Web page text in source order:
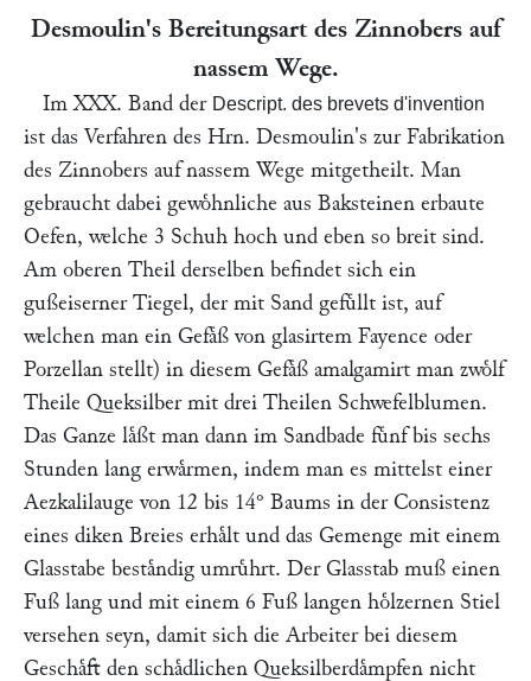
Desmoulin's Bereitungsart des Zinnobers auf
nassem Wege.
Im XXX. Band der Descript. des brevets d'invention
ist das Verfahren des Hrn. Desmoulin's zur Fabrikation
des Zinnobers auf nassem Wege mitgetheilt. Man
gebraucht dabei gewoͤhnliche aus Baksteinen erbaute
Oefen, welche 3 Schuh hoch und eben so breit sind.
Am oberen Theil derselben befindet sich ein
gußeiserner Tiegel, der mit Sand gefuͤllt ist, auf
welchen man ein Gefaͤß von glasirtem Fayence oder
Porzellan stellt) in diesem Gefaͤß amalgamirt man zwoͤlf
Theile Queksilber mit drei Theilen Schwefelblumen.
Das Ganze laͤßt man dann im Sandbade fuͤnf bis sechs
Stunden lang erwaͤrmen, indem man es mittelst einer
Aezkalilauge von 12 bis 14° Baums in der Consistenz
eines diken Breies erhaͤlt und das Gemenge mit einem
Glasstabe bestaͤndig umruͤhrt. Der Glasstab muß einen
Fuß lang und mit einem 6 Fuß langen hoͤlzernen Stiel
versehen seyn, damit sich die Arbeiter bei diesem
Geschaͤft den schaͤdlichen Queksilberdaͤmpfen nicht